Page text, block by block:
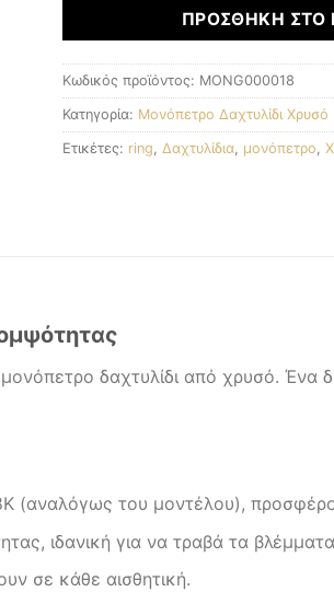
ΠΡΟΣΘΉΚΗ ΣΤΟ
Κωδικός προϊόντος: MONG000018
Κατηγορία: Μονόπετρο Δαχτυλίδι Χρυσό
Ετικέτες: ring Δαχτυλίδια μονόπετρο
δαχτυλίδι από χρυσό. Ένα
(αναλόγως του μοντέλου),
ιδανική για να τραβά τα
σε κάθε αισθητική.